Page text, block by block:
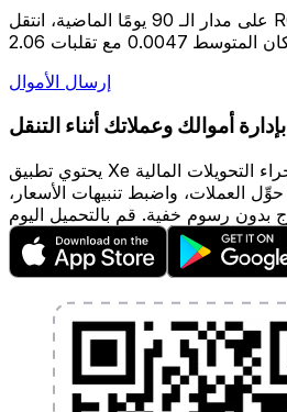
على مدار الـ 90 يومًا الماضية، انتقل RON إلى LTC بين 0.0037
إرسال الأموال
أموالك وعملاتك أثناء التنقل
يحتوي تطبيق Xe على كل ما تحتاجه لإجراء التحويلات المالية
حوِّل العملات، واضبط تنبيهات الأسعار،